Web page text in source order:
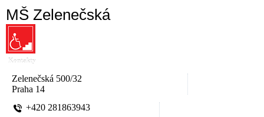
MŠ Zelenečská
Kontakty
Zelenečská 500/32
Praha 14
+420 281863943